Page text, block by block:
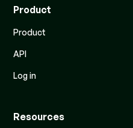
Product
Product
API
Log in
Resources